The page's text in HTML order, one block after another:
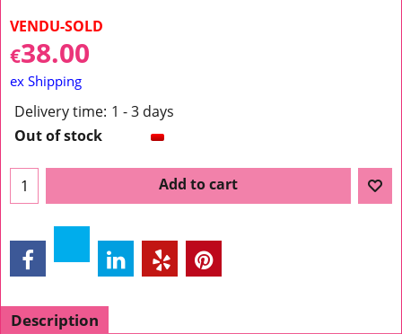
VENDU-SOLD
€38.00
ex Shipping
Delivery time: 1 - 3 days
Out of stock
Add to cart
Description